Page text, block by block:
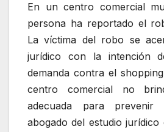
En un centro comercial
persona ha reportado el
La víctima del robo se
jurídico con la intención
demanda contra el
centro comercial no
adecuada para
abogado del estudio